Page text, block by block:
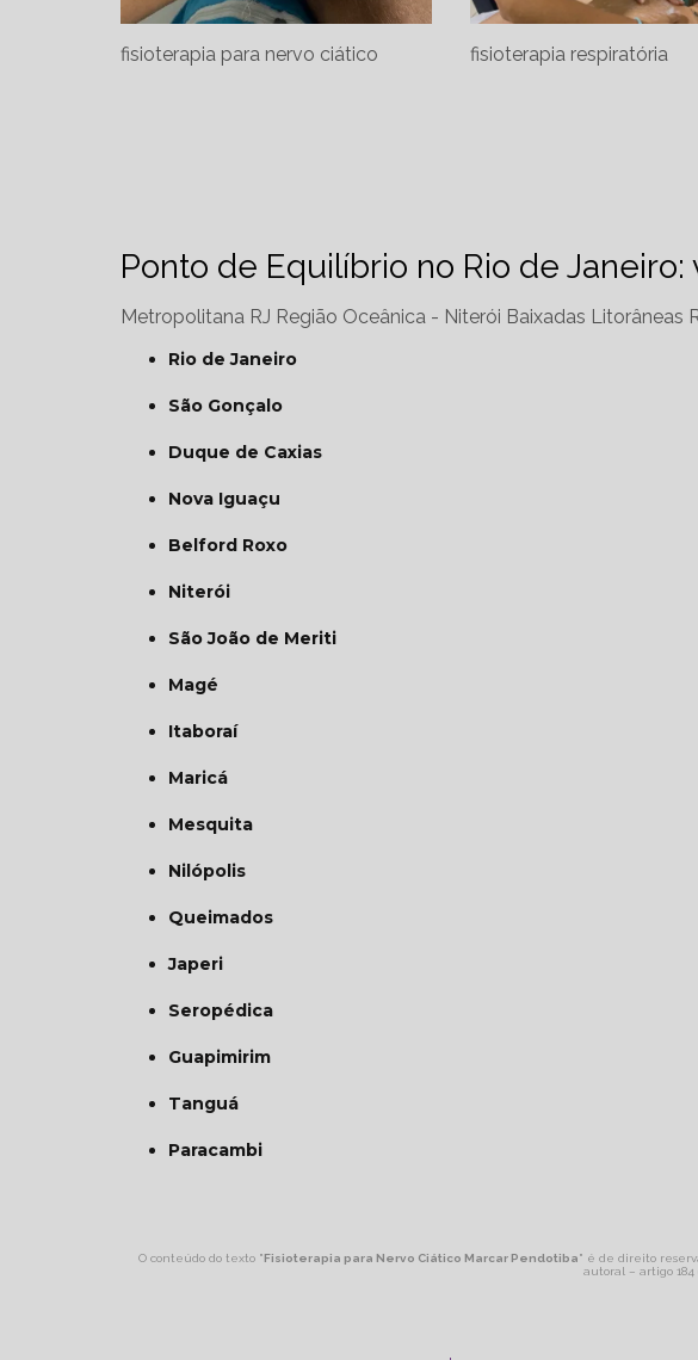
fisioterapia para nervo ciático fisioterapia respiratória
Ponto de Equilíbrio no Rio de
Metropolitana RJ Região Oceânica - Niterói Baixadas Litorâneas
Rio de Janeiro
São Gonçalo
Duque de Caxias
Nova Iguaçu
Belford Roxo
Niterói
São João de Meriti
Magé
Itaboraí
Maricá
Mesquita
Nilópolis
Queimados
Japeri
Seropédica
Guapimirim
Tanguá
Paracambi
O conteúdo do texto "Fisioterapia para Nervo Ciático Marcar Pendotiba" é de direito
autoral – artigo 184